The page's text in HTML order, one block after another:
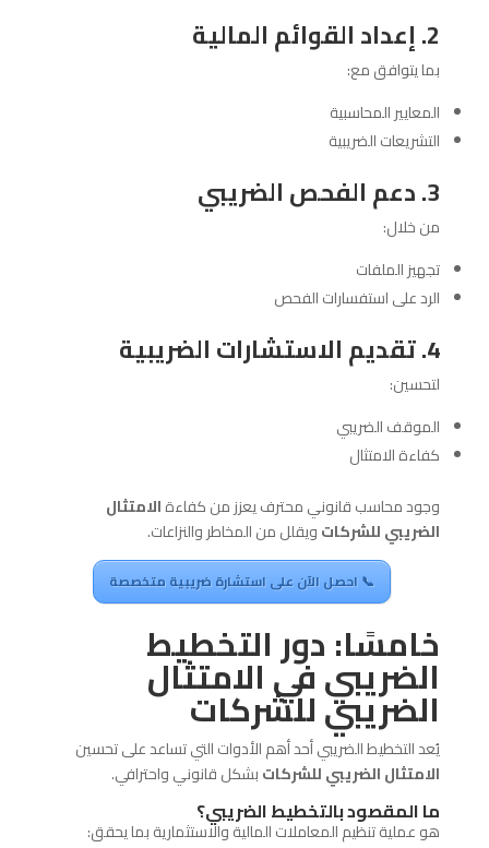
2. إعداد القوائم المالية
بما يتوافق مع:
المعايير المحاسبية
التشريعات الضريبية
3. دعم الفحص الضريبي
من خلال:
تجهيز الملفات
الرد على استفسارات الفحص
4. تقديم الاستشارات الضريبية
لتحسين:
الموقف الضريبي
كفاءة الامتثال
وجود محاسب قانوني محترف يعزز من كفاءةالامتثال
الضريبي للشركاتويقلل من المخاطر والنزاعات.
📞 احصل الآن على استشارة ضريبية متخصصة
خامسًا: دور التخطيط
الضريبي في الامتثال
الضريبي للشركات
يُعد التخطيط الضريبي أحد أهم الأدوات التي تساعد على تحسين
الامتثال الضريبي للشركاتبشكل قانوني واحترافي.
ما المقصود بالتخطيط الضريبي؟
هو عملية تنظيم المعاملات المالية والاستثمارية بما يحقق: